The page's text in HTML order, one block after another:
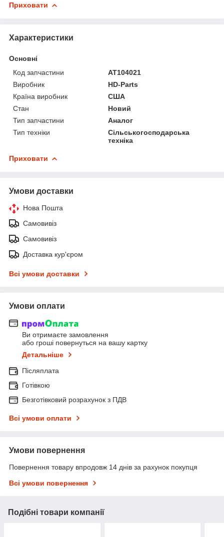
Приховати
Характеристики
Основні
Код запчастини
AT104021
Виробник
HD-Parts
Країна виробник
США
Стан
Новий
Тип запчастини
Аналог
Тип техніки
Сільськогосподарська
техніка
Приховати
Умови доставки
Нова Пошта
Самовивіз
Самовивіз
Доставка кур'єром
Всі умови доставки
Умови оплати
Ви отримаєте замовлення
або гроші повернуться на вашу картку
Детальніше
Післяплата
Готівкою
Безготівковий розрахунок з ПДВ
Всі умови оплати
Умови повернення
Повернення товару впродовж 14 днів за рахунок покупця
Всі умови повернення
Подібні товари компанії